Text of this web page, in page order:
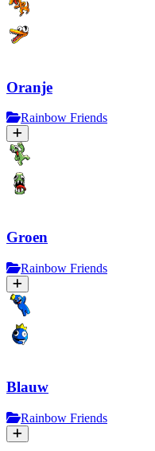
Oranje
Rainbow Friends
Groen
Rainbow Friends
Blauw
Rainbow Friends